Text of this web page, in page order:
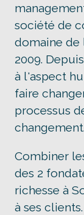
société de
domaine de
2009.
à l'aspect
faire
processus
changement.
Combiner
des 2
richesse à
à ses